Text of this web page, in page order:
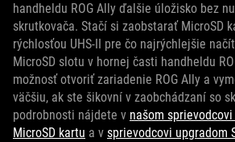
handheldu ROG Ally ďalšie úložisko bez
skrutkovača. Stačí si zaobstarať MicroSD
rýchlosťou UHS-II pre čo najrýchlejšie
MicroSD slotu v hornej časti handheldu
možnosť otvoriť zariadenie ROG Ally a
väčšiu, ak ste šikovní v zaobchádzaní so
podrobnosti nájdete v našom
MicroSD kartu a v sprievodcovi upgradom